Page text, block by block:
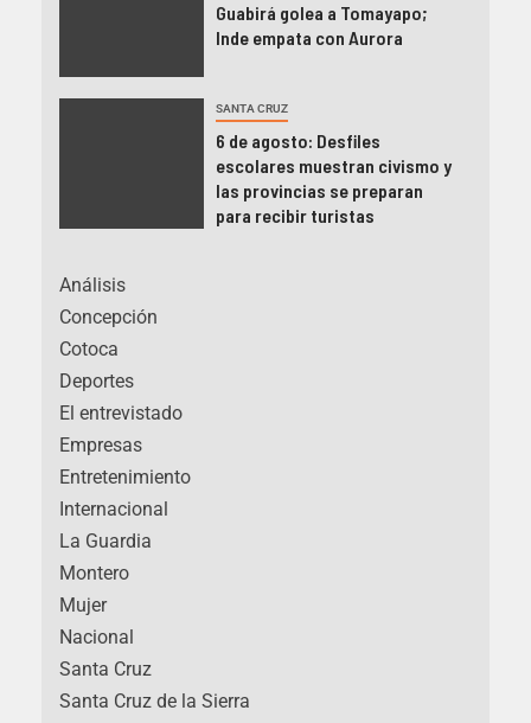
Guabirá golea a Tomayapo;
Inde empata con Aurora
SANTA CRUZ
6 de agosto: Desfiles
escolares muestran civismo y
las provincias se preparan
para recibir turistas
Análisis
Concepción
Cotoca
Deportes
El entrevistado
Empresas
Entretenimiento
Internacional
La Guardia
Montero
Mujer
Nacional
Santa Cruz
Santa Cruz de la Sierra